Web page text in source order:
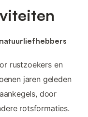
rustzoekers en
jaren geleden
door
rotsformaties.